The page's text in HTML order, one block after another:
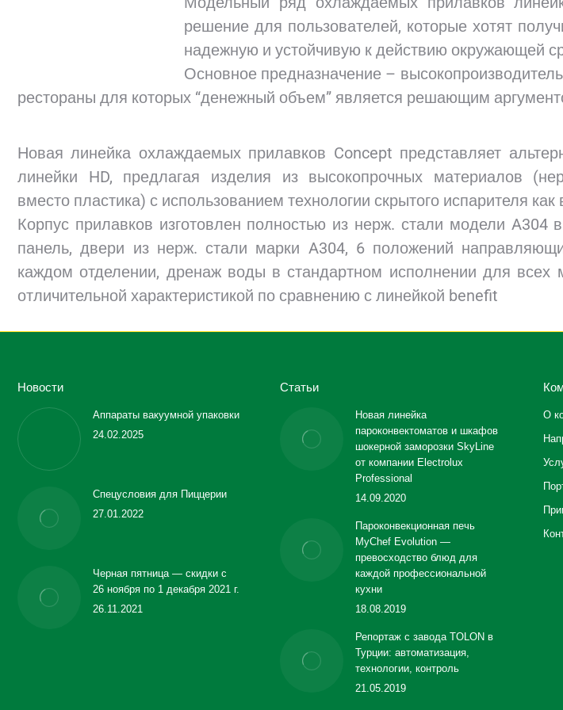
решение для пользователей, которые хотят
надежную и устойчивую к действию окружающей
Основное предназначение –
рестораны для которых “денежный объем” является решающим
Новая линейка охлаждаемых прилавков Concept представляет
линейки HD, предлагая изделия из высокопрочных материалов
вместо пластика) с использованием технологии скрытого испарителя
Корпус прилавков изготовлен полностью из нерж. стали модели A304
панель, двери из нерж. стали марки A304, 6 положений
каждом отделении, дренаж воды в стандартном исполнении для всех
отличительной характеристикой по сравнению с линейкой benefit
Новости
Аппараты вакуумной упаковки
24.02.2025
Спецусловия для Пиццерии
27.01.2022
Черная пятница — скидки с
26 ноября по 1 декабря 2021 г.
26.11.2021
Статьи
Новая линейка
пароконвектоматов и шкафов
шокерной заморозки SkyLine
от компании Electrolux
Professional
14.09.2020
Пароконвекционная печь
MyChef Evolution —
превосходство блюд для
каждой профессиональной
кухни
18.08.2019
Репортаж с завода TOLON в
Турции: автоматизация,
технологии, контроль
21.05.2019
О